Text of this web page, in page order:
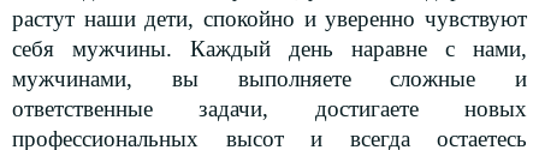
себя мужчины. Каждый день наравне с нами,
мужчинами, вы выполняете сложные и
ответственные задачи, достигаете новых
профессиональных высот и всегда остаетесь
надежными хранительницами домашнего очага. От